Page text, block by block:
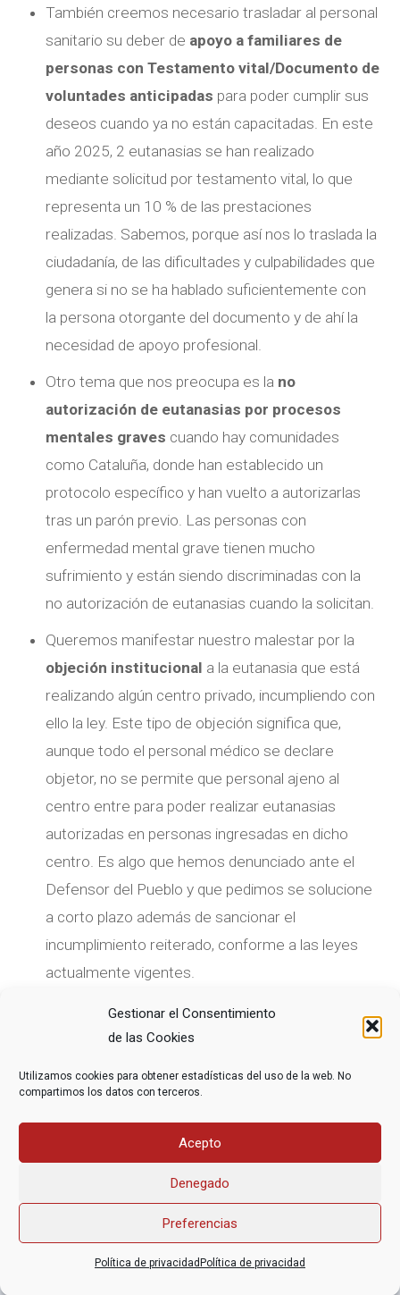
Gestionar el Consentimiento
de las Cookies
Utilizamos cookies para obtener estadísticas del uso de la web. No
compartimos los datos con terceros.
Acepto
Denegado
Preferencias
Política de privacidad Política de privacidad
También creemos necesario trasladar al personal
sanitario su deber de apoyo a familiares de
personas con Testamento vital/Documento de
voluntades anticipadas para poder cumplir sus
deseos cuando ya no están capacitadas. En este
año 2025, 2 eutanasias se han realizado
mediante solicitud por testamento vital, lo que
representa un 10 % de las prestaciones
realizadas. Sabemos, porque así nos lo traslada la
ciudadanía, de las dificultades y culpabilidades que
genera si no se ha hablado suficientemente con
la persona otorgante del documento y de ahí la
necesidad de apoyo profesional.
Otro tema que nos preocupa es la no
autorización de eutanasias por procesos
mentales graves cuando hay comunidades
como Cataluña, donde han establecido un
protocolo específico y han vuelto a autorizarlas
tras un parón previo. Las personas con
enfermedad mental grave tienen mucho
sufrimiento y están siendo discriminadas con la
no autorización de eutanasias cuando la solicitan.
Queremos manifestar nuestro malestar por la
objeción institucional a la eutanasia que está
realizando algún centro privado, incumpliendo con
ello la ley. Este tipo de objeción significa que,
aunque todo el personal médico se declare
objetor, no se permite que personal ajeno al
centro entre para poder realizar eutanasias
autorizadas en personas ingresadas en dicho
centro. Es algo que hemos denunciado ante el
Defensor del Pueblo y que pedimos se solucione
a corto plazo además de sancionar el
incumplimiento reiterado, conforme a las leyes
actualmente vigentes.
COMPARTE ESTE ARTÍCULO
Asociación Federal Derecho a Morir Dignamente (DMD)